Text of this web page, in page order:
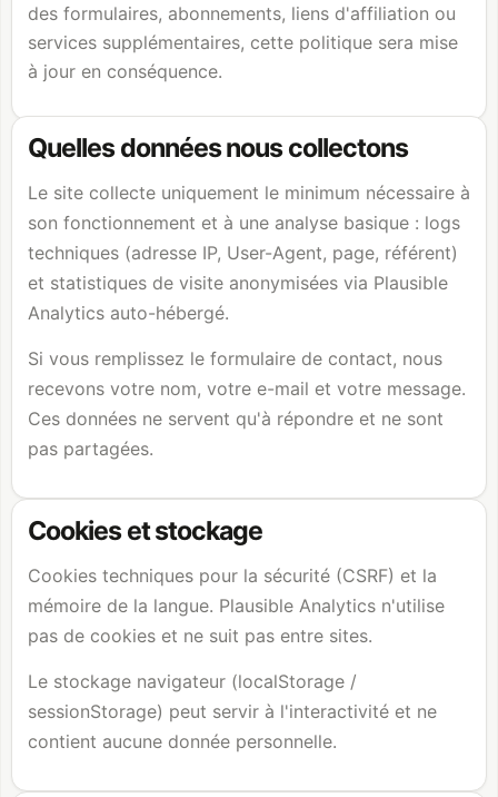
des formulaires, abonnements, liens d'affiliation ou
services supplémentaires, cette politique sera mise
à jour en conséquence.
Quelles données nous collectons
Le site collecte uniquement le minimum nécessaire à
son fonctionnement et à une analyse basique : logs
techniques (adresse IP, User-Agent, page, référent)
et statistiques de visite anonymisées via Plausible
Analytics auto-hébergé.
Si vous remplissez le formulaire de contact, nous
recevons votre nom, votre e-mail et votre message.
Ces données ne servent qu'à répondre et ne sont
pas partagées.
Cookies et stockage
Cookies techniques pour la sécurité (CSRF) et la
mémoire de la langue. Plausible Analytics n'utilise
pas de cookies et ne suit pas entre sites.
Le stockage navigateur (localStorage /
sessionStorage) peut servir à l'interactivité et ne
contient aucune donnée personnelle.